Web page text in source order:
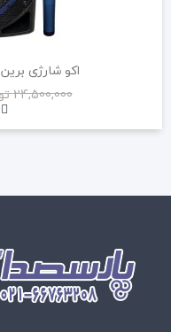
اکو شارژی برین 12 اینچ بیسیم B12300 W
24,500,000 تومان